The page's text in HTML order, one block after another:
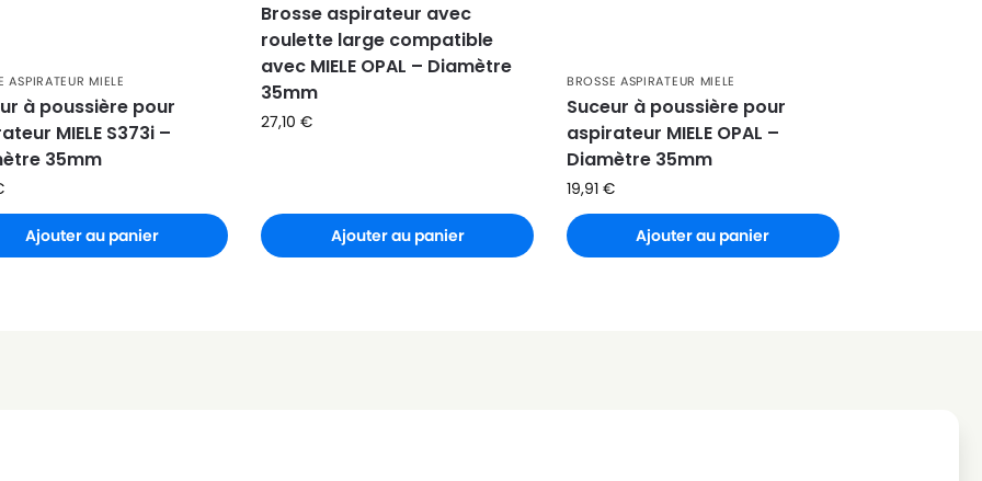
ASPIRATEUR MIELE
à poussière pour
MIELE S373i –
35mm
Ajouter au panier
Brosse aspirateur avec
roulette large compatible
avec MIELE OPAL – Diamètre
35mm
27,10€
Ajouter au panier
BROSSE ASPIRATEUR MIELE
Suceur à poussière pour
aspirateur MIELE OPAL –
Diamètre 35mm
19,91€
Ajouter au panier